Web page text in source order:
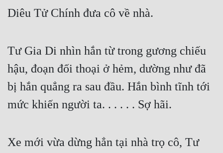
Diêu Tử Chính đưa cô về nhà.
Tư Gia Di nhìn hắn từ trong gương chiếu
hậu, đoạn đối thoại ở hẻm, dường như đã
bị hắn quẳng ra sau đầu. Hắn bình tĩnh tới
mức khiến người ta. . . . . . Sợ hãi.
Xe mới vừa dừng hẳn tại nhà trọ cô, Tư